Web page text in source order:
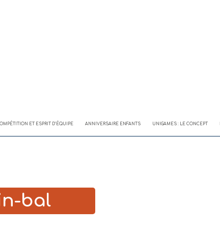
ET ESPRIT D’ÉQUIPE ANNIVERSAIRE ENFANTS UNIGAMES : LE CONCEPT
bal